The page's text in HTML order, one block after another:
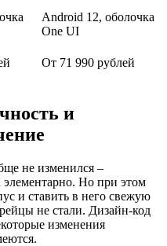
Android 12, оболочка
One UI
От 71 990 рублей
и
не изменился –
элементарно. Но при этом
и ставить в него свежую
не стали. Дизайн-код
изменения